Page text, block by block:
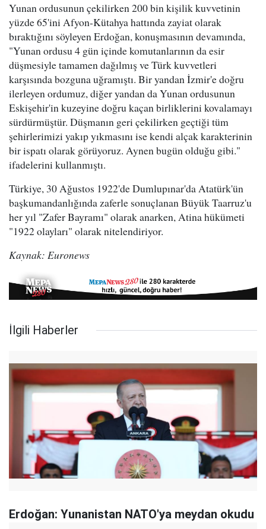
Yunan ordusunun çekilirken 200 bin kişilik kuvvetinin
yüzde 65'ini Afyon-Kütahya hattında zayiat olarak
bıraktığını söyleyen Erdoğan, konuşmasının devamında,
"Yunan ordusu 4 gün içinde komutanlarının da esir
düşmesiyle tamamen dağılmış ve Türk kuvvetleri
karşısında bozguna uğramıştı. Bir yandan İzmir'e doğru
ilerleyen ordumuz, diğer yandan da Yunan ordusunun
Eskişehir'in kuzeyine doğru kaçan birliklerini kovalamayı
sürdürmüştür. Düşmanın geri çekilirken geçtiği tüm
şehirlerimizi yakıp yıkmasını ise kendi alçak karakterinin
bir ispatı olarak görüyoruz. Aynen bugün olduğu gibi."
ifadelerini kullanmıştı.
Türkiye, 30 Ağustos 1922'de Dumlupınar'da Atatürk'ün
başkumandanlığında zaferle sonuçlanan Büyük Taarruz'u
her yıl "Zafer Bayramı" olarak anarken, Atina hükümeti
"1922 olayları" olarak nitelendiriyor.
Kaynak: Euronews
İlgili Haberler
Erdoğan: Yunanistan NATO'ya meydan okudu